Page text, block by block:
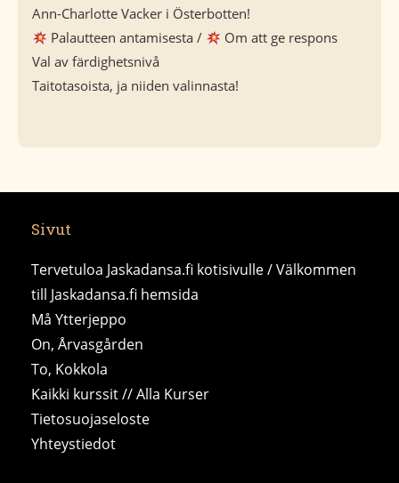
Ann-Charlotte Vacker i Österbotten!
Palautteen antamisesta /
Om att ge respons
Val av färdighetsnivå
Taitotasoista, ja niiden valinnasta!
Sivut
Tervetuloa Jaskadansa.fi kotisivulle / Välkommen
till Jaskadansa.fi hemsida
Må Ytterjeppo
On, Årvasgården
To, Kokkola
Kaikki kurssit // Alla Kurser
Tietosuojaseloste
Yhteystiedot